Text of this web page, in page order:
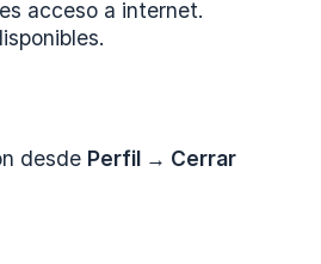
acceso a internet.
desde Perfil → Cerrar